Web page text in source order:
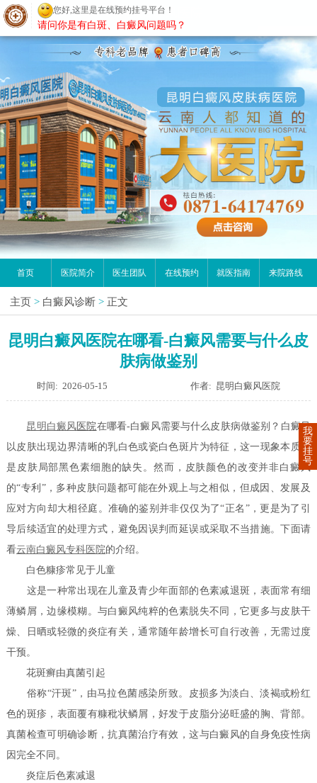
昆明白癜风医院
首页 医院简介 医生团队 在线预约 就医指南 来院路线
主页 > 白癜风诊断 > 正文
昆明白癜风医院在哪看-白癜风需要与什么皮
肤病做鉴别
时间: 2026-05-15 作者: 昆明白癜风医院
昆明 白癜风 医院在哪看-白癜风需要与什么皮肤病做鉴别？白癜风
以皮肤出现边界清晰的乳白色或瓷白色斑片为特征，这一现象本质上
是皮肤局部黑色素细胞的缺失。然而，皮肤颜色的改变并非白癜风
的“专利”，多种皮肤问题都可能在外观上与之相似，但成因、发展及
应对方向却大相径庭。准确的鉴别并非仅仅为了“正名”，更是为了引
导后续适宜的处理方式，避免因误判而延误或采取不当措施。下面请
看云南白癜风专科医院的介绍。
白色糠疹常见于儿童
这是一种常出现在儿童及青少年面部的色素减退斑，表面常有细
薄鳞屑，边缘模糊。与白癜风纯粹的色素脱失不同，它更多与皮肤干
燥、日晒或轻微的炎症有关，通常随年龄增长可自行改善，无需过度
干预。
花斑癣由真菌引起
俗称“汗斑”，由马拉色菌感染所致。皮损多为淡白、淡褐或粉红
色的斑疹，表面覆有糠秕状鳞屑，好发于皮脂分泌旺盛的胸、背部。
真菌检查可明确诊断，抗真菌治疗有效，这与白癜风的自身免疫性病
因完全不同。
炎症后色素减退
我
要
挂
号
您好,这里是在线预约挂号平台！
请问你是有白斑、白癜风问题吗？